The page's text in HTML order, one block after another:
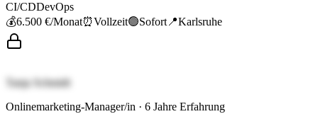
CI/CDDevOps
💰6.500 €/Monat⏰Vollzeit🟢Sofort 📍Karlsruhe
Tanja Schmidt
Onlinemarketing-Manager/in · 6 Jahre Erfahrung